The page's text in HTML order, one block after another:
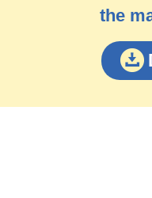
the